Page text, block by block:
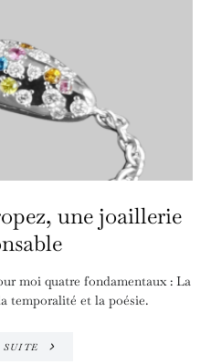
une joaillerie
moi quatre fondamentaux : La
temporalité et la poésie.
SUITE